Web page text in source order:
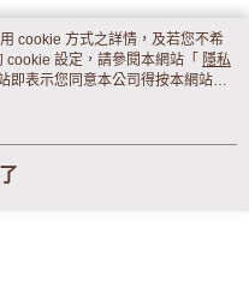
cookie 方式之詳情，及若您不希
設定，請參閱本網站「 隱私
即表示您同意本公司得按本網站使